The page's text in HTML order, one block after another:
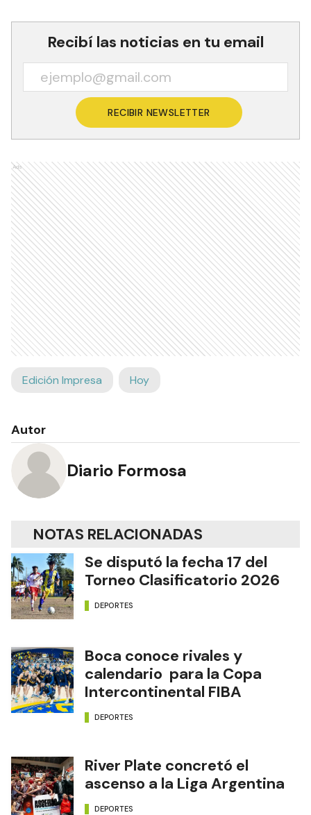
Recibí las noticias en tu email
RECIBIR NEWSLETTER
Ads
Edición Impresa Hoy
Autor
Diario Formosa
NOTAS RELACIONADAS
Se disputó la fecha 17 del
Torneo Clasificatorio 2026
DEPORTES
Boca conoce rivales y
calendario para la Copa
Intercontinental FIBA
DEPORTES
River Plate concretó el
ascenso a la Liga Argentina
DEPORTES